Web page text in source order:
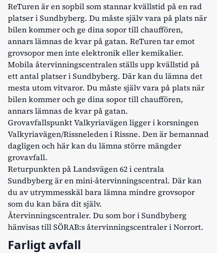
ReTurenär en sopbil som stannar kvällstid på en rad
platser i Sundbyberg. Du måste själv vara på plats när
bilen kommer och ge dina sopor till chauffören,
annars lämnas de kvar på gatan. ReTuren tar emot
grovsopor men inte elektronik eller kemikalier.
Mobila återvinningscentralenställs upp kvällstid på
ett antal platser i Sundbyberg. Där kan du lämna det
mesta utom vitvaror. Du måste själv vara på plats när
bilen kommer och ge dina sopor till chauffören,
annars lämnas de kvar på gatan.
Grovavfallspunkt Valkyriavägenligger i korsningen
Valkyriavägen/Rissneleden i Rissne. Den är bemannad
dagligen och här kan du lämna större mängder
grovavfall.
Returpunktenpå Landsvägen 62 i centrala
Sundbyberg är en mini-återvinningscentral. Där kan
du av utrymmesskäl bara lämna mindre grovsopor
som du kan bära dit själv.
Återvinningscentraler. Du som bor i Sundbyberg
hänvisas till SÖRAB:s återvinningscentraler i Norrort.
Farligt avfall